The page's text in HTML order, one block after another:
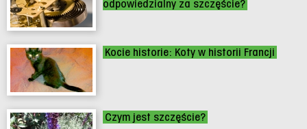
odpowiedzialny za szczęście?
Kocie historie: Koty w historii Francji
Czym jest szczęście?